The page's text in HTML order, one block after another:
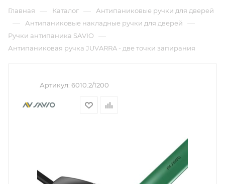
Главная — Каталог — Антипаниковые ручки для дверей
— Антипаниковые накладные ручки для дверей —
Ручки антипаника SAVIO —
Антипаниковая ручка JUVARRA - две точки запирания
Артикул: 6010.2/1200